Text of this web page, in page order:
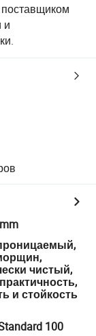
и
чистый,
и стойкость
100